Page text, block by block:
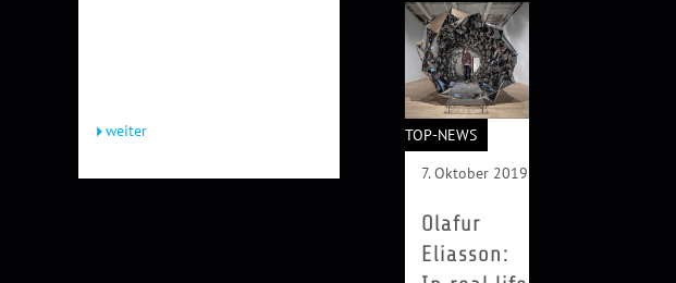
weiter TOP-NEWS
7. Oktober 2019
Olafur
Eliasson: